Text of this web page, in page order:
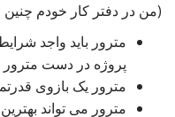
(من در دفتر کار خودم
مترور باید واجد
پروژه در دست
مترور یک بازوی
مترور می تواند